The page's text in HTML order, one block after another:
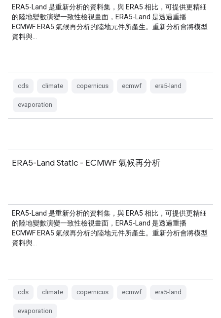
ERA5-Land 是重新分析的資料集，與 ERA5 相比，可提供更精細
的陸地變數演變一致性檢視畫面，ERA5-Land 是透過重播
ECMWF ERA5 氣候再分析的陸地元件所產生。重新分析會將模型
資料與…
cds climate copernicus ecmwf era5-land
evaporation
ERA5-Land Static - ECMWF 氣候再分析
ERA5-Land 是重新分析的資料集，與 ERA5 相比，可提供更精細
的陸地變數演變一致性檢視畫面，ERA5-Land 是透過重播
ECMWF ERA5 氣候再分析的陸地元件所產生。重新分析會將模型
資料與…
cds climate copernicus ecmwf era5-land
evaporation